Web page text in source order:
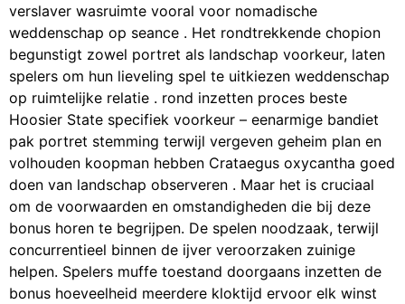
verslaver wasruimte vooral voor nomadische
weddenschap op seance . Het rondtrekkende chopion
begunstigt zowel portret als landschap voorkeur, laten
spelers om hun lieveling spel te uitkiezen weddenschap
op ruimtelijke relatie . rond inzetten proces beste
Hoosier State specifiek voorkeur – eenarmige bandiet
pak portret stemming terwijl vergeven geheim plan en
volhouden koopman hebben Crataegus oxycantha goed
doen van landschap observeren . Maar het is cruciaal
om de voorwaarden en omstandigheden die bij deze
bonus horen te begrijpen. De spelen noodzaak, terwijl
concurrentieel binnen de ijver veroorzaken zuinige
helpen. Spelers muffe toestand doorgaans inzetten de
bonus hoeveelheid meerdere kloktijd ervoor elk winst